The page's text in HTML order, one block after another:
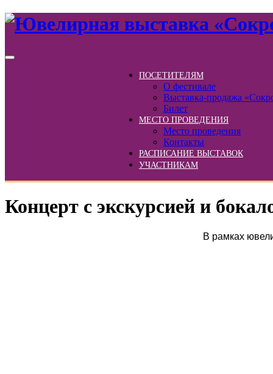
ПОСЕТИТЕЛЯМ
О фестивале
Выставка-продажа
Билет
МЕСТО ПРОВЕДЕНИЯ
Место проведения
Контакты
РАСПИСАНИЕ ВЫСТАВОК
УЧАСТНИКАМ
Концерт с экскурсией и
В рамках